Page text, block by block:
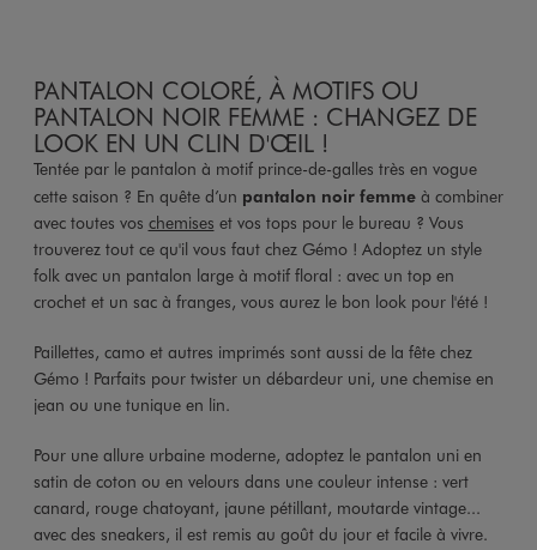
PANTALON COLORÉ, À MOTIFS OU
PANTALON NOIR FEMME : CHANGEZ DE
LOOK EN UN CLIN D'ŒIL !
Tentée par le pantalon à motif prince-de-galles très en vogue
cette saison ? En quête d’un pantalon noir femmeà combiner
avec toutes vos chemises et vos tops pour le bureau ? Vous
trouverez tout ce qu'il vous faut chez Gémo ! Adoptez un style
folk avec un pantalon large à motif floral : avec un top en
crochet et un sac à franges, vous aurez le bon look pour l'été !
Paillettes, camo et autres imprimés sont aussi de la fête chez
Gémo ! Parfaits pour twister un débardeur uni, une chemise en
jean ou une tunique en lin.
Pour une allure urbaine moderne, adoptez le pantalon uni en
satin de coton ou en velours dans une couleur intense : vert
canard, rouge chatoyant, jaune pétillant, moutarde vintage...
avec des sneakers, il est remis au goût du jour et facile à vivre.